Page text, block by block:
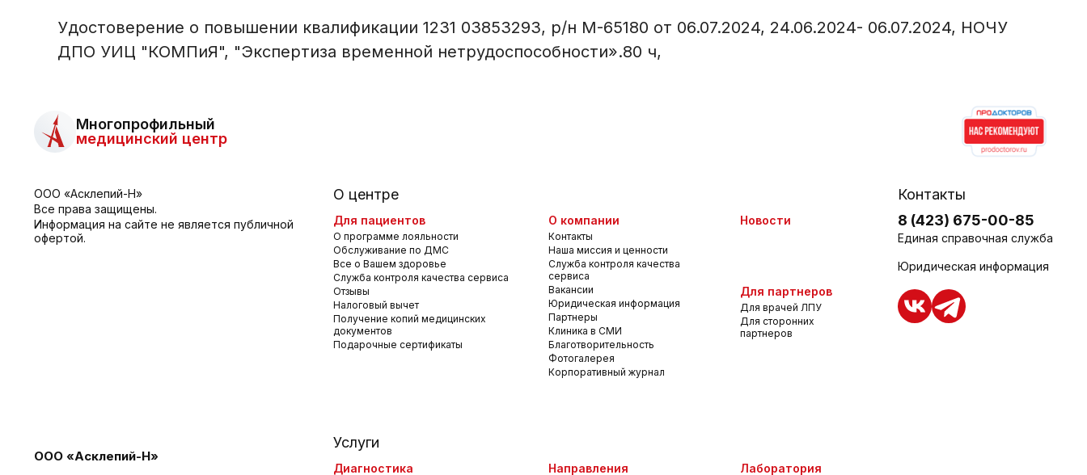
Удостоверение о повышении квалификации 1231 03853293, р/н М-65180 от 06.07.2024, 24.06.2024- 06.07.2024, НОЧУ
ДПО УИЦ "КОМПиЯ", "Экспертиза временной нетрудоспособности».80 ч,
Многопрофильный
медицинский центр
ООО «Асклепий-Н»
Все права защищены.
Информация на сайте не является публичной
офертой.
ООО «Асклепий-Н»
О центре
Для пациентов
О программе лояльности
Обслуживание по ДМС
Все о Вашем здоровье
Служба контроля качества сервиса
Отзывы
Налоговый вычет
Получение копий медицинских
документов
Подарочные сертификаты
О компании
Контакты
Наша миссия и ценности
Служба контроля качества
сервиса
Вакансии
Юридическая информация
Партнеры
Клиника в СМИ
Благотворительность
Фотогалерея
Корпоративный журнал
Новости
Для партнеров
Для врачей ЛПУ
Для сторонних
партнеров
Услуги
Диагностика Направления Лаборатория
Контакты
8 (423) 675-00-85
Единая справочная служба
Юридическая информация